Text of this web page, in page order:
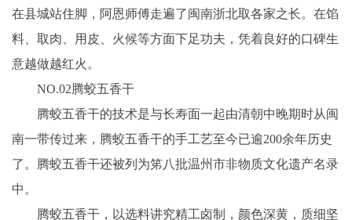
在县城站住脚，阿恩师傅走遍了闽南浙北取各家之长。在馅
料、取肉、用皮、火候等方面下足功夫，凭着良好的口碑生
意越做越红火。
NO.02腾蛟五香干
腾蛟五香干的技术是与长寿面一起由清朝中晚期时从闽
南一带传过来，腾蛟五香干的手工艺至今已逾200余年历史
了。腾蛟五香干还被列为笫八批温州市非物质文化遗产名录
中。
腾蛟五香干，以选料讲究精工卤制，颜色深黄，质细坚